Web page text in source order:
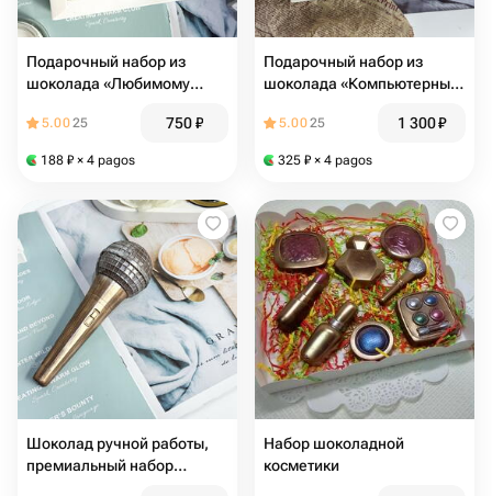
Подарочный набор из
шоколада «Любимому
труд
5.0025 750₽
188 ₽ × 4 pagos
Подарочный набор из
шоколада «Компьютерный
флешка
5.0025 1 300₽
325 ₽ × 4 pagos
Шоколад ручной работы,
премиальный набор
Набор шоколадной
косметики